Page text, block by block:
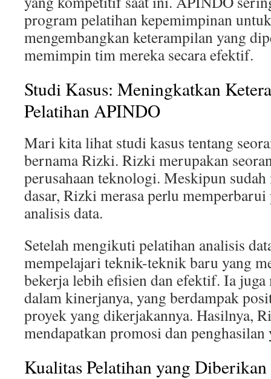
program pelatihan kepemimpinan
mengembangkan keterampilan yang
memimpin tim mereka secara efektif.
Studi Kasus: Meningkatkan
Pelatihan APINDO
Mari kita lihat studi kasus tentang
bernama Rizki. Rizki merupakan
perusahaan teknologi. Meskipun
dasar, Rizki merasa perlu memperbarui
analisis data.
Setelah mengikuti pelatihan analisis
mempelajari teknik-teknik baru yang
bekerja lebih efisien dan efektif. Ia
dalam kinerjanya, yang berdampak
proyek yang dikerjakannya. Hasilnya,
mendapatkan promosi dan
Kualitas Pelatihan yang